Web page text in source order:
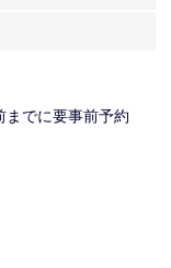
までに要事前予約